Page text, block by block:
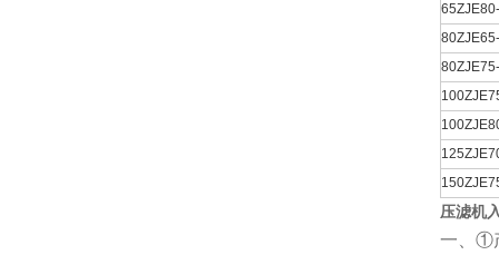
压滤机
一、①